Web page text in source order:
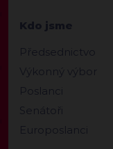
Kdo jsme
Předsednictvo
Výkonný výbor
Poslanci
Senátoři
Europoslanci